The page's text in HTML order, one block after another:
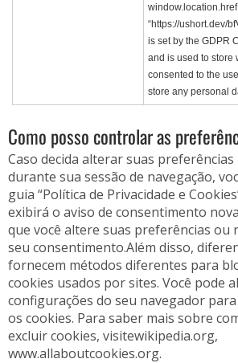
“https://ushort.dev/
is set by the GDPR
and is used to store
consented to the
store any personal
Como posso controlar as
Caso decida alterar suas
durante sua sessão de navegação,
guia “Política de Privacidade e
exibirá o aviso de consentimento
que você altere suas preferências
seu consentimento.Além disso,
fornecem métodos diferentes para
cookies usados por sites. Você pode
configurações do seu navegador
os cookies. Para saber mais sobre
excluir cookies, visitewikipedia.org,
www.allaboutcookies.org.